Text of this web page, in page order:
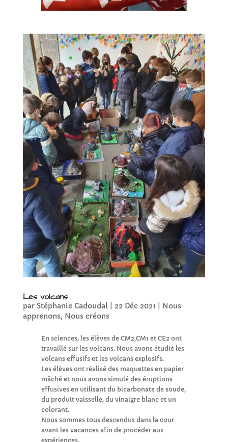
Les volcans
par Stéphanie Cadoudal 22 Déc 2021
Nous
apprenons, Nous créons
En sciences, les élèves de CM2,CM1 et CE2 ont
travaillé sur les volcans. Nous avons étudié les
volcans effusifs et les volcans explosifs.
Les élèves ont réalisé des maquettes en papier
mâché et nous avons simulé des éruptions
effusives en utilisant du bicarbonate de soude,
du produit vaisselle, du vinaigre blanc et un
colorant.
Nous sommes tous descendus dans la cour
avant les vacances afin de procéder aux
expériences.